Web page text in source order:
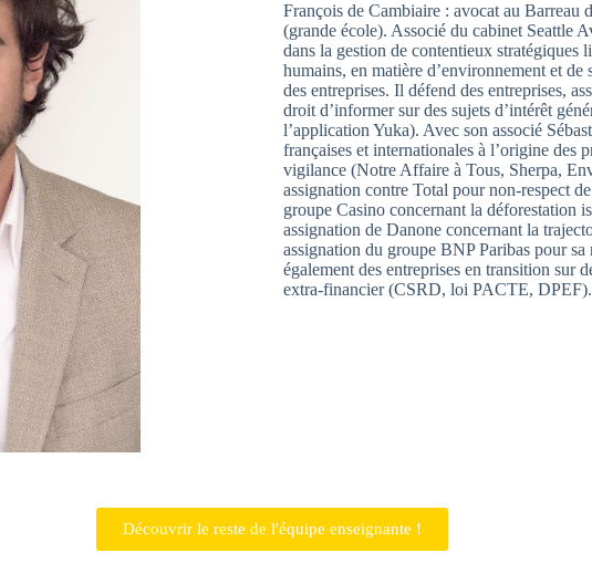
François de Cambiaire : avocat au Barreau
(grande école). Associé du cabinet Seattle
dans la gestion de contentieux
humains, en matière d’environnement et
des entreprises. Il défend des entreprises,
droit d’informer sur des sujets d’intérêt
l’application Yuka). Avec son associé
françaises et internationales à l’origine des
vigilance (Notre Affaire à Tous, Sherpa,
assignation contre Total pour non-respect
groupe Casino concernant la déforestation
assignation de Danone concernant la
assignation du groupe BNP Paribas pour
également des entreprises en transition sur
extra-financier (CSRD, loi PACTE, DPEF).
Découvrir le reste de l'équipe enseignante !